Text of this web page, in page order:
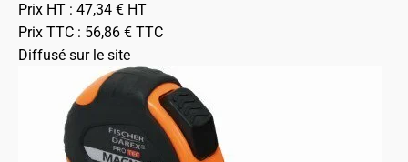
Prix HT : 47,34 € HT
Prix TTC : 56,86 € TTC
Diffusé sur le site